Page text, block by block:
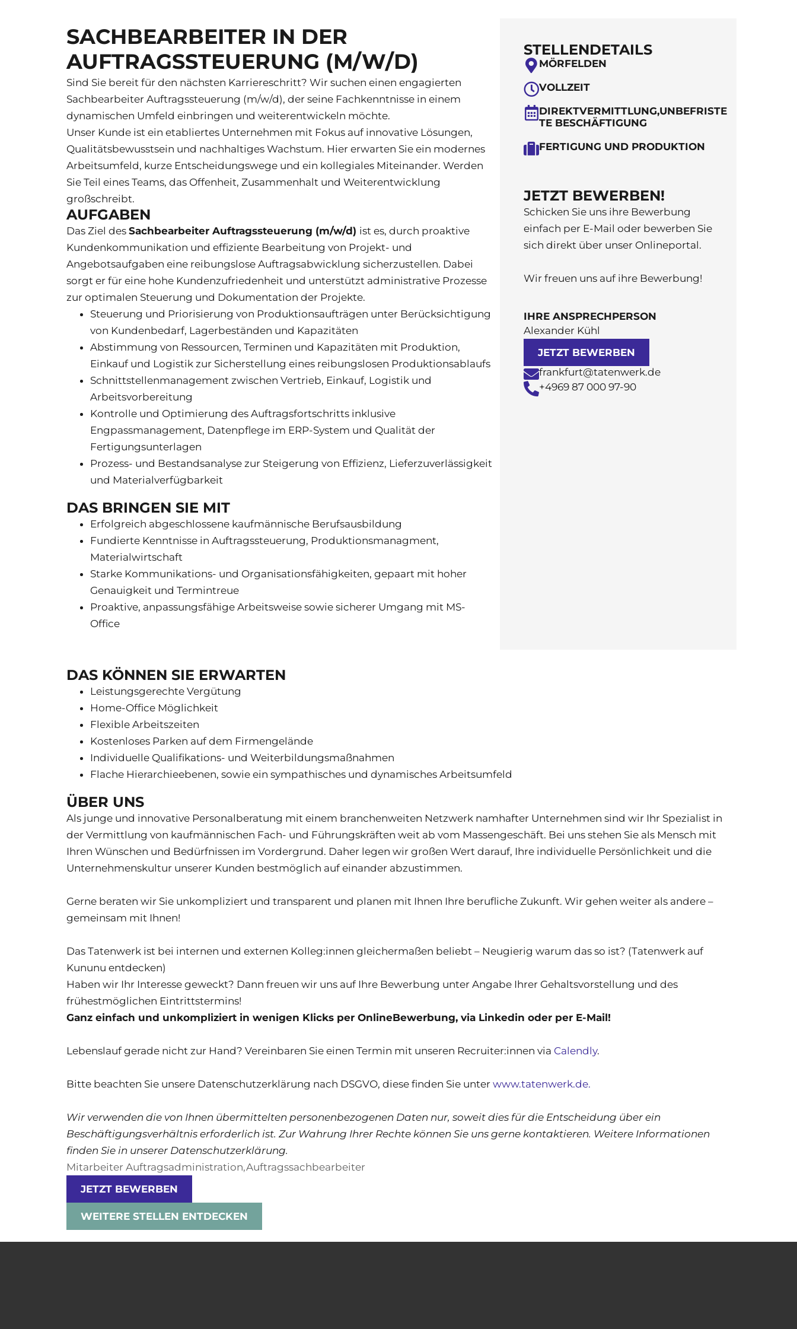
SACHBEARBEITER IN DER
AUFTRAGSSTEUERUNG (M/W/D)
Sind Sie bereit für den nächsten Karriereschritt? Wir suchen einen engagierten
Sachbearbeiter Auftragssteuerung (m/w/d), der seine Fachkenntnisse in einem
dynamischen Umfeld einbringen und weiterentwickeln möchte.
Unser Kunde ist ein etabliertes Unternehmen mit Fokus auf innovative Lösungen,
Qualitätsbewusstsein und nachhaltiges Wachstum. Hier erwarten Sie ein modernes
Arbeitsumfeld, kurze Entscheidungswege und ein kollegiales Miteinander. Werden
Sie Teil eines Teams, das Offenheit, Zusammenhalt und Weiterentwicklung
großschreibt.
AUFGABEN
Das Ziel des Sachbearbeiter Auftragssteuerung (m/w/d) ist es, durch proaktive
Kundenkommunikation und effiziente Bearbeitung von Projekt- und
Angebotsaufgaben eine reibungslose Auftragsabwicklung sicherzustellen. Dabei
sorgt er für eine hohe Kundenzufriedenheit und unterstützt administrative Prozesse
zur optimalen Steuerung und Dokumentation der Projekte.
Steuerung und Priorisierung von Produktionsaufträgen unter Berücksichtigung
von Kundenbedarf, Lagerbeständen und Kapazitäten
Abstimmung von Ressourcen, Terminen und Kapazitäten mit Produktion,
Einkauf und Logistik zur Sicherstellung eines reibungslosen Produktionsablaufs
Schnittstellenmanagement zwischen Vertrieb, Einkauf, Logistik und
Arbeitsvorbereitung
Kontrolle und Optimierung des Auftragsfortschritts inklusive
Engpassmanagement, Datenpflege im ERP-System und Qualität der
Fertigungsunterlagen
Prozess- und Bestandsanalyse zur Steigerung von Effizienz, Lieferzuverlässigkeit
und Materialverfügbarkeit
DAS BRINGEN SIE MIT
Erfolgreich abgeschlossene kaufmännische Berufsausbildung
Fundierte Kenntnisse in Auftragssteuerung, Produktionsmanagment,
Materialwirtschaft
Starke Kommunikations- und Organisationsfähigkeiten, gepaart mit hoher
Genauigkeit und Termintreue
Proaktive, anpassungsfähige Arbeitsweise sowie sicherer Umgang mit MS-
Office
STELLENDETAILS
MÖRFELDEN
VOLLZEIT
DIREKTVERMITTLUNG,UNBEFRISTE
TE BESCHÄFTIGUNG
FERTIGUNG UND PRODUKTION
JETZT BEWERBEN!
Schicken Sie uns ihre Bewerbung
einfach per E-Mail oder bewerben Sie
sich direkt über unser Onlineportal.
Wir freuen uns auf ihre Bewerbung!
IHRE ANSPRECHPERSON
Alexander Kühl
frankfurt@tatenwerk.de
JETZT BEWERBEN
+4969 87 000 97-90
DAS KÖNNEN SIE ERWARTEN
Leistungsgerechte Vergütung
Home-Office Möglichkeit
Flexible Arbeitszeiten
Kostenloses Parken auf dem Firmengelände
Individuelle Qualifikations- und Weiterbildungsmaßnahmen
Flache Hierarchieebenen, sowie ein sympathisches und dynamisches Arbeitsumfeld
ÜBER UNS
Als junge und innovative Personalberatung mit einem branchenweiten Netzwerk namhafter Unternehmen sind wir Ihr Spezialist in
der Vermittlung von kaufmännischen Fach- und Führungskräften weit ab vom Massengeschäft. Bei uns stehen Sie als Mensch mit
Ihren Wünschen und Bedürfnissen im Vordergrund. Daher legen wir großen Wert darauf, Ihre individuelle Persönlichkeit und die
Unternehmenskultur unserer Kunden bestmöglich auf einander abzustimmen.
Gerne beraten wir Sie unkompliziert und transparent und planen mit Ihnen Ihre berufliche Zukunft. Wir gehen weiter als andere –
gemeinsam mit Ihnen!
Das Tatenwerk ist bei internen und externen Kolleg:innen gleichermaßen beliebt – Neugierig warum das so ist? (Tatenwerk auf
Kununu entdecken)
Haben wir Ihr Interesse geweckt? Dann freuen wir uns auf Ihre Bewerbung unter Angabe Ihrer Gehaltsvorstellung und des
frühestmöglichen Eintrittstermins!
Ganz einfach und unkompliziert in wenigen Klicks per OnlineBewerbung, via Linkedin oder per E-Mail!
Lebenslauf gerade nicht zur Hand? Vereinbaren Sie einen Termin mit unseren Recruiter:innen via Calendly.
Bitte beachten Sie unsere Datenschutzerklärung nach DSGVO, diese finden Sie unter www.tatenwerk.de.
Wir verwenden die von Ihnen übermittelten personenbezogenen Daten nur, soweit dies für die Entscheidung über ein
Beschäftigungsverhältnis erforderlich ist. Zur Wahrung Ihrer Rechte können Sie uns gerne kontaktieren. Weitere Informationen
finden Sie in unserer Datenschutzerklärung.
Mitarbeiter Auftragsadministration,Auftragssachbearbeiter
JETZT BEWERBEN
WEITERE STELLEN ENTDECKEN